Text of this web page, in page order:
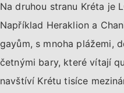
Na druhou stranu Kréta je
Například Heraklion a
gayům, s mnoha plážemi,
četnými bary, které vítají
navštíví Krétu tisíce